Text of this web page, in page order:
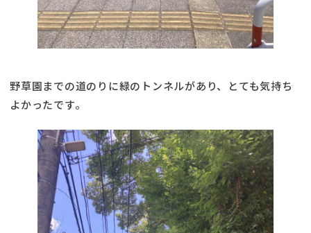
野草園までの道のりに緑のトンネルがあり、とても気持ち
よかったです。